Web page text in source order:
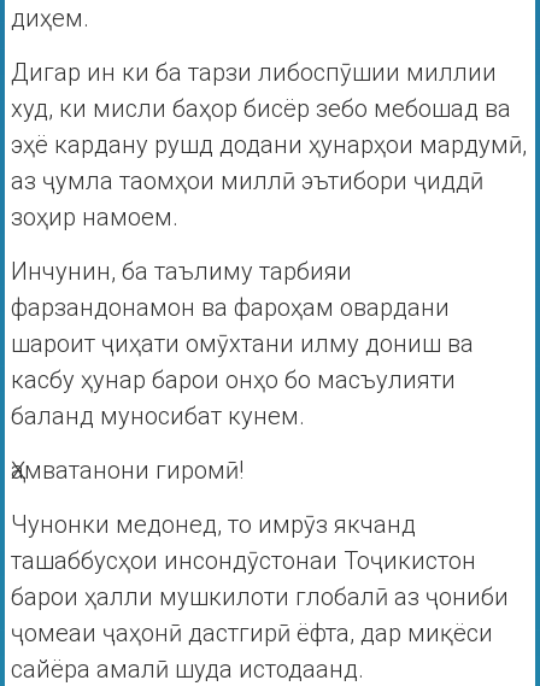
диҳем.
Дигар ин ки ба тарзи либоспӯшии миллии
худ, ки мисли баҳор бисёр зебо мебошад ва
эҳё кардану рушд додани ҳунарҳои мардумӣ,
аз ҷумла таомҳои миллӣ эътибори ҷиддӣ
зоҳир намоем.
Инчунин, ба таълиму тарбияи
фарзандонамон ва фароҳам овардани
шароит ҷиҳати омӯхтани илму дониш ва
касбу ҳунар барои онҳо бо масъулияти
баланд муносибат кунем.
Ҳамватанони гиромӣ!
Чунонки медонед, то имрӯз якчанд
ташаббусҳои инсондӯстонаи Тоҷикистон
барои ҳалли мушкилоти глобалӣ аз ҷониби
ҷомеаи ҷаҳонӣ дастгирӣ ёфта, дар миқёси
сайёра амалӣ шуда истодаанд.